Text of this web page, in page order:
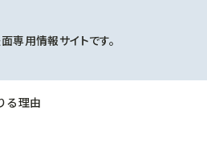
専用情報サイトです。
る理由